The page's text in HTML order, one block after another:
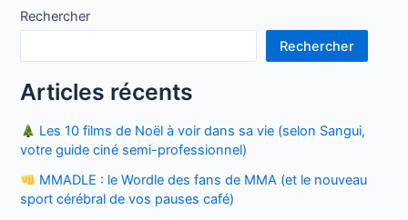
Rechercher
Rechercher
Articles récents
Les 10 films de Noël à voir dans sa vie (selon Sangui,
votre guide ciné semi-professionnel)
MMADLE : le Wordle des fans de MMA (et le nouveau
sport cérébral de vos pauses café)